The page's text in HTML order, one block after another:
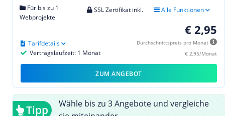
Für bis zu 1
Webprojekte
SSL Zertifikat inkl. Alle Funktionen
€ 2,95
Durchschnittspreis pro Monat
€ 2,95/Monat
Vertragslaufzeit: 1 Monat
Tarifdetails
ZUM ANGEBOT
Tipp
Wähle bis zu 3 Angebote und vergleiche